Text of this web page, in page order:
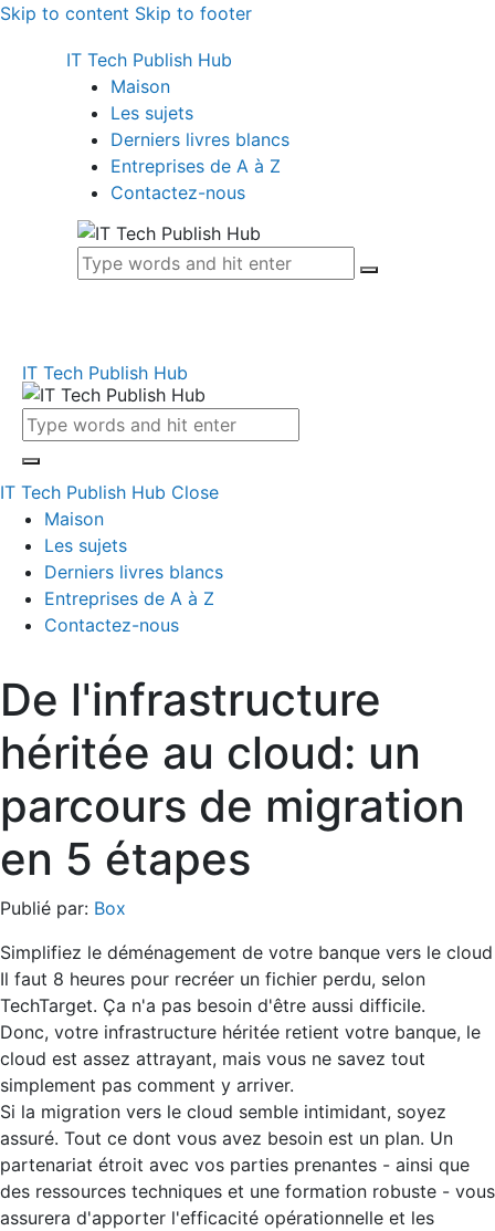
Skip to content Skip to footer
IT Tech Publish Hub
Maison
Les sujets
Derniers livres blancs
Entreprises de A à Z
Contactez-nous
IT Tech Publish Hub
IT Tech Publish Hub Close
Maison
Les sujets
Derniers livres blancs
Entreprises de A à Z
Contactez-nous
De l'infrastructure
héritée au cloud: un
parcours de migration
en 5 étapes
Publié par: Box
Simplifiez le déménagement de votre banque vers le cloud
Il faut 8 heures pour recréer un fichier perdu, selon
TechTarget. Ça n'a pas besoin d'être aussi difficile.
Donc, votre infrastructure héritée retient votre banque, le
cloud est assez attrayant, mais vous ne savez tout
simplement pas comment y arriver.
Si la migration vers le cloud semble intimidant, soyez
assuré. Tout ce dont vous avez besoin est un plan. Un
partenariat étroit avec vos parties prenantes - ainsi que
des ressources techniques et une formation robuste - vous
assurera d'apporter l'efficacité opérationnelle et les